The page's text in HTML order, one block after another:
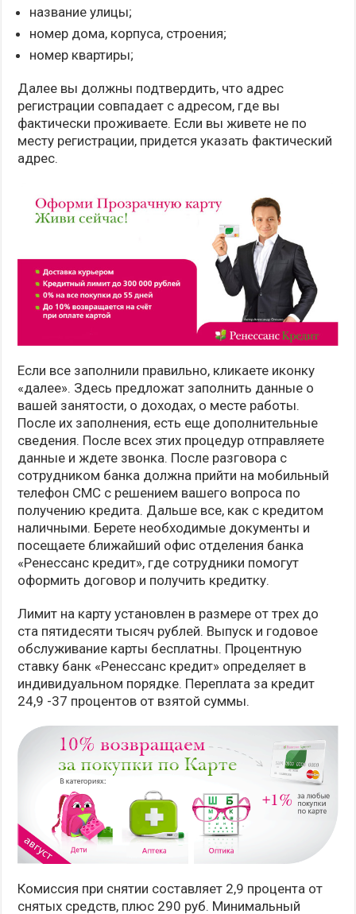
название улицы;
номер дома, корпуса, строения;
номер квартиры;
Далее вы должны подтвердить, что адрес
регистрации совпадает с адресом, где вы
фактически проживаете. Если вы живете не по
месту регистрации, придется указать фактический
адрес.
Если все заполнили правильно, кликаете иконку
«далее». Здесь предложат заполнить данные о
вашей занятости, о доходах, о месте работы.
После их заполнения, есть еще дополнительные
сведения. После всех этих процедур отправляете
данные и ждете звонка. После разговора с
сотрудником банка должна прийти на мобильный
телефон СМС с решением вашего вопроса по
получению кредита. Дальше все, как с кредитом
наличными. Берете необходимые документы и
посещаете ближайший офис отделения банка
«Ренессанс кредит», где сотрудники помогут
оформить договор и получить кредитку.
Лимит на карту установлен в размере от трех до
ста пятидесяти тысяч рублей. Выпуск и годовое
обслуживание карты бесплатны. Процентную
ставку банк «Ренессанс кредит» определяет в
индивидуальном порядке. Переплата за кредит
24,9 -37 процентов от взятой суммы.
Комиссия при снятии составляет 2,9 процента от
снятых средств, плюс 290 руб. Минимальный